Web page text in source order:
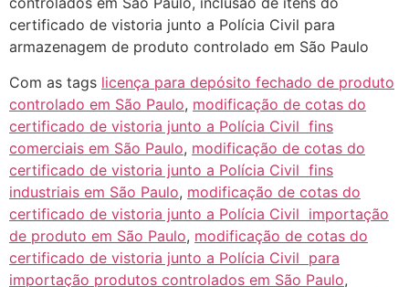
certificado de vistoria junto a Polícia Civil para
armazenagem de produto controlado em São Paulo
Com as tags licença para depósito fechado de produto
controlado em São Paulo, modificação de cotas do
certificado de vistoria junto a Polícia Civil fins
comerciais em São Paulo, modificação de cotas do
certificado de vistoria junto a Polícia Civil fins
industriais em São Paulo, modificação de cotas do
certificado de vistoria junto a Polícia Civil importação
de produto em São Paulo, modificação de cotas do
certificado de vistoria junto a Polícia Civil para
importação produtos controlados em São Paulo,